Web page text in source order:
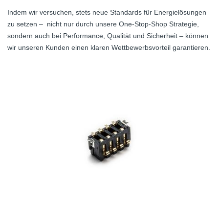
Indem wir versuchen, stets neue Standards für Energielösungen
zu setzen – nicht nur durch unsere One-Stop-Shop Strategie,
sondern auch bei Performance, Qualität und Sicherheit – können
wir unseren Kunden einen klaren Wettbewerbsvorteil garantieren.